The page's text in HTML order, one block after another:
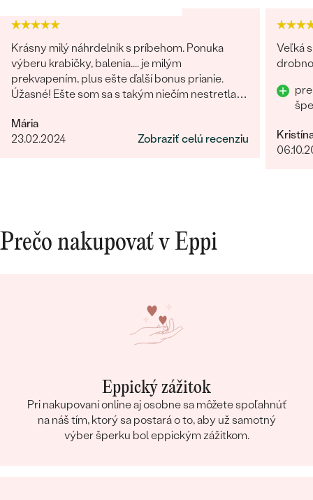
Krásny milý náhrdelník s príbehom. Ponuka
výberu krabičky, balenia.... je milým
prekvapením, plus ešte ďalší bonus prianie.
Úžasné! Ešte som sa s takým niečím nestretla...
Mária
23.02.2024
Zobraziť celú recenziu
Veľká
Prečo nakupovať v Eppi
Eppický zážitok
Pri nakupovaní online aj osobne sa môžete spoľahnúť
na náš tím, ktorý sa postará o to, aby už samotný
výber šperku bol eppickým zážitkom.